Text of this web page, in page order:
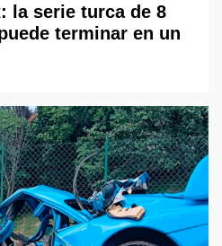
la serie turca de 8
terminar en un